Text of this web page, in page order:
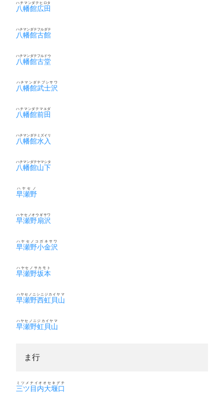
八幡館広田
ハチマンダテヒロタ
八幡館古館
ハチマンダテフルダテ
八幡館古堂
ハチマンダテフルドウ
八幡館武士沢
ハチマンダテブシサワ
八幡館前田
ハチマンダテマエダ
八幡館水入
ハチマンダテミズイリ
八幡館山下
ハチマンダテヤマシタ
早瀬野
ハヤセノ
早瀬野扇沢
ハヤセノオウギサワ
早瀬野小金沢
ハヤセノコガネサワ
早瀬野坂本
ハヤセノサカモト
早瀬野西虹貝山
ハヤセノニシニジカイヤマ
早瀬野虹貝山
ハヤセノニジカイヤマ
ま行
三ツ目内大堰口
ミツメナイオオセキグチ